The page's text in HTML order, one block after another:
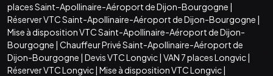
places Saint-Apollinaire-Aéroport de Dijon-Bourgogne |
Réserver VTC Saint-Apollinaire-Aéroport de Dijon-Bourgogne |
Mise à disposition VTC Saint-Apollinaire-Aéroport de Dijon-
Bourgogne | Chauffeur Privé Saint-Apollinaire-Aéroport de
Dijon-Bourgogne | Devis VTC Longvic| VAN 7 places Longvic|
Réserver VTC Longvic| Mise à disposition VTC Longvic|